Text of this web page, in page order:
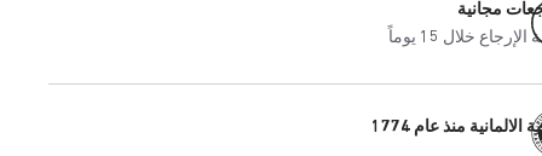
مجانية
خلال 15 يوماً
الالمانية منذ عام 1774